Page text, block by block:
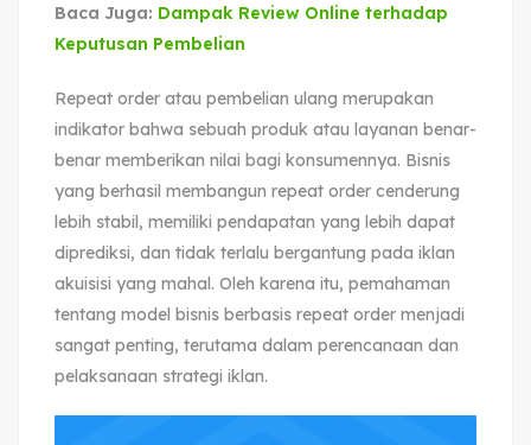
Baca Juga: Dampak Review Online terhadap
Keputusan Pembelian
Repeat order atau pembelian ulang merupakan
indikator bahwa sebuah produk atau layanan benar-
benar memberikan nilai bagi konsumennya. Bisnis
yang berhasil membangun repeat order cenderung
lebih stabil, memiliki pendapatan yang lebih dapat
diprediksi, dan tidak terlalu bergantung pada iklan
akuisisi yang mahal. Oleh karena itu, pemahaman
tentang model bisnis berbasis repeat order menjadi
sangat penting, terutama dalam perencanaan dan
pelaksanaan strategi iklan.